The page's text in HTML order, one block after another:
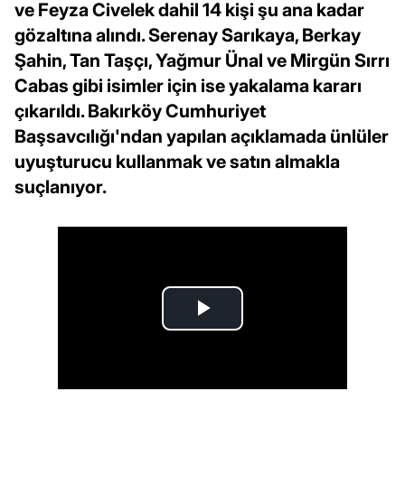
ve Feyza Civelek dahil 14 kişi şu ana kadar
gözaltına alındı. Serenay Sarıkaya, Berkay
Şahin, Tan Taşçı, Yağmur Ünal ve Mirgün Sırrı
Cabas gibi isimler için ise yakalama kararı
çıkarıldı. Bakırköy Cumhuriyet
Başsavcılığı'ndan yapılan açıklamada ünlüler
uyuşturucu kullanmak ve satın almakla
suçlanıyor.